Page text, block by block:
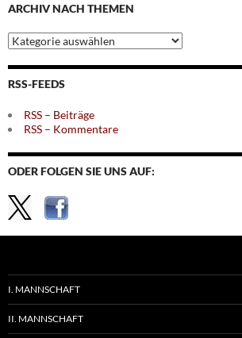
ARCHIV NACH THEMEN
Archiv
nach
Themen
RSS-FEEDS
RSS – Beiträge
RSS – Kommentare
ODER FOLGEN SIE UNS AUF:
I. MANNSCHAFT
II. MANNSCHAFT